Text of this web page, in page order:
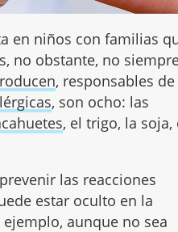
en niños con familias
no obstante, no
, responsables de
, son ocho: las
, el trigo, la soja,
las reacciones
estar oculto en la
aunque no sea